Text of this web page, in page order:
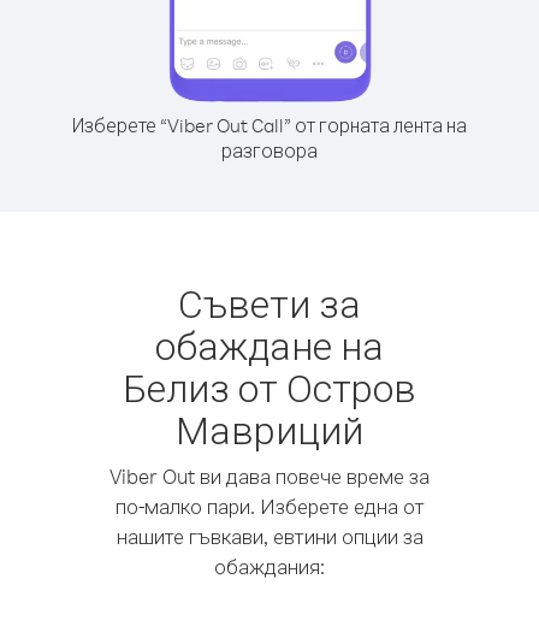
Изберете “Viber Out Call” от горната лента на
разговора
Съвети за
обаждане на
Белиз от Остров
Мавриций
Viber Out ви дава повече време за
по-малко пари. Изберете една от
нашите гъвкави, евтини опции за
обаждания: